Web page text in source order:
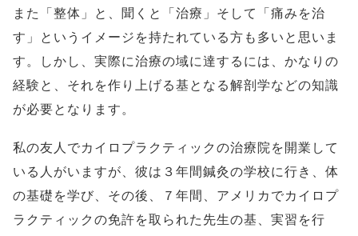
また「整体」と、聞くと「治療」そして「痛みを治
す」というイメージを持たれている方も多いと思いま
す。しかし、実際に治療の域に達するには、かなりの
経験と、それを作り上げる基となる解剖学などの知識
が必要となります。
私の友人でカイロプラクティックの治療院を開業して
いる人がいますが、彼は３年間鍼灸の学校に行き、体
の基礎を学び、その後、７年間、アメリカでカイロプ
ラクティックの免許を取られた先生の基、実習を行